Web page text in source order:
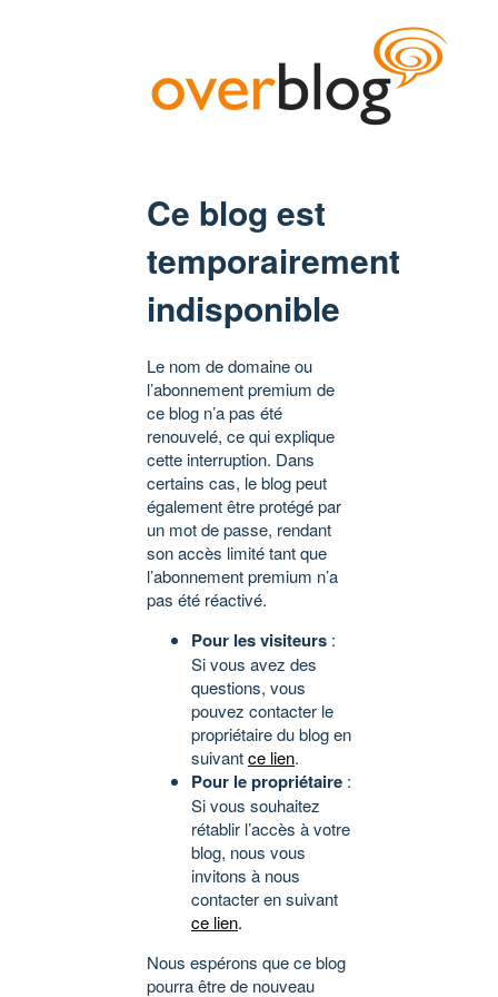
Ce blog est
temporairement
indisponible
Le nom de domaine ou
l’abonnement premium de
ce blog n’a pas été
renouvelé, ce qui explique
cette interruption. Dans
certains cas, le blog peut
également être protégé par
un mot de passe, rendant
son accès limité tant que
l’abonnement premium n’a
pas été réactivé.
Pour les visiteurs :
Si vous avez des
questions, vous
pouvez contacter le
propriétaire du blog en
suivantce lien.
Pour le propriétaire :
Si vous souhaitez
rétablir l’accès à votre
blog, nous vous
invitons à nous
contacter en suivant
ce lien.
Nous espérons que ce blog
pourra être de nouveau